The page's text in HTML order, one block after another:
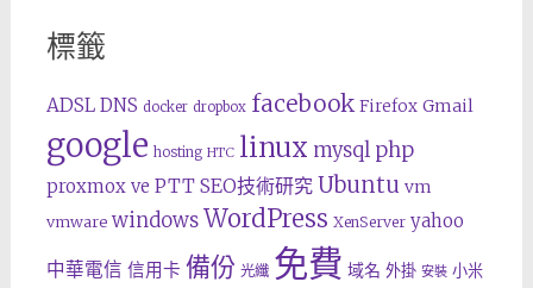
標籤
ADSL DNS docker dropbox facebook Firefox Gmail
google hosting HTC linux mysql php
proxmox ve PTT SEO技術研究 Ubuntu vm
vmware windows WordPress XenServer yahoo
中華電信 信用卡 備份 光纖 免費 域名 外掛 安裝 小米